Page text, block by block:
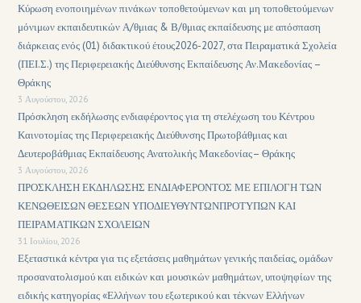
Κύρωση ενοποιημένων πινάκων τοποθετούμενων και μη τοποθετούμενων
μόνιμων εκπαιδευτικών Α/θμιας & Β/θμιας εκπαίδευσης με απόσπαση
διάρκειας ενός (01) διδακτικού έτους2026-2027, στα Πειραματικά Σχολεία
(ΠΕΙ.Σ.) της Περιφερειακής Διεύθυνσης Εκπαίδευσης Αν.Μακεδονίας –
Θράκης
3 Αυγούστου, 2026
Πρόσκληση εκδήλωσης ενδιαφέροντος για τη στελέχωση του Κέντρου
Καινοτομίας της Περιφερειακής Διεύθυνσης Πρωτοβάθμιας και
Δευτεροβάθμιας Εκπαίδευσης Ανατολικής Μακεδονίας– Θράκης
3 Αυγούστου, 2026
ΠΡΟΣΚΛΗΣΗ ΕΚΔΗΛΩΣΗΣ ΕΝΔΙΑΦΕΡΟΝΤΟΣ ΜΕ ΕΠΙΛΟΓΗ ΤΩΝ
ΚΕΝΩΘΕΙΣΩΝ ΘΕΣΕΩΝ ΥΠΟΔΙΕΥΘΥΝΤΩΝΠΡΟΤΥΠΩΝ ΚΑΙ
ΠΕΙΡΑΜΑΤΙΚΩΝ ΣΧΟΛΕΙΩΝ
31 Ιουλίου, 2026
Εξεταστικά κέντρα για τις εξετάσεις μαθημάτων γενικής παιδείας, ομάδων
προσανατολισμού και ειδικών και μουσικών μαθημάτων, υποψηφίων της
ειδικής κατηγορίας «Ελλήνων του εξωτερικού και τέκνων Ελλήνων